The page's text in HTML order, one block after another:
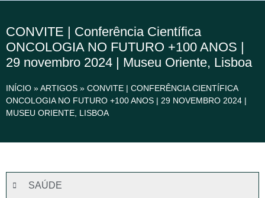
CONVITE | Conferência Científica
ONCOLOGIA NO FUTURO +100 ANOS |
29 novembro 2024 | Museu Oriente, Lisboa
INÍCIO »ARTIGOS » CONVITE | CONFERÊNCIA CIENTÍFICA
ONCOLOGIA NO FUTURO +100 ANOS | 29 NOVEMBRO 2024 |
MUSEU ORIENTE, LISBOA
SAÚDE